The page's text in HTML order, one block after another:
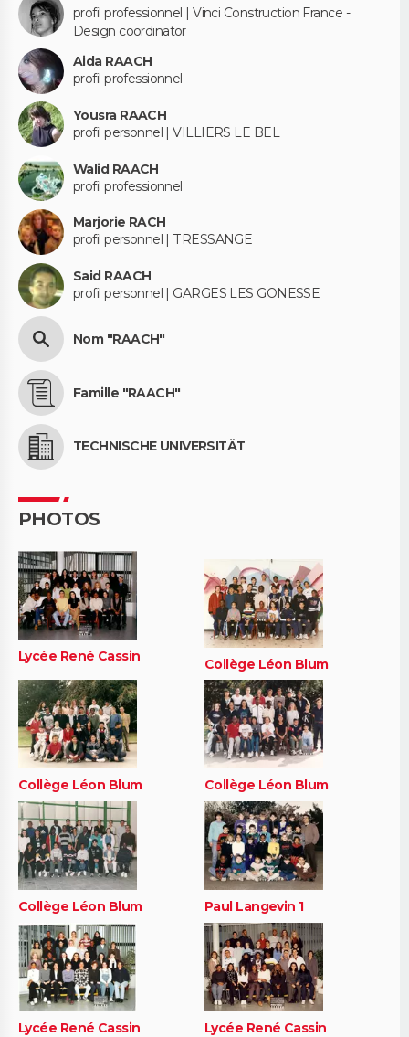
profil professionnel | Vinci Construction France -
Design coordinator
Aida RAACH
profil professionnel
Yousra RAACH
profil personnel | VILLIERS LE BEL
Walid RAACH
profil professionnel
Marjorie RACH
profil personnel | TRESSANGE
Said RAACH
profil personnel | GARGES LES GONESSE
Nom "RAACH"
Famille "RAACH"
TECHNISCHE UNIVERSITÄT
PHOTOS
Lycée René Cassin Collège Léon Blum
Collège Léon Blum Collège Léon Blum
Collège Léon Blum Paul Langevin 1
Lycée René Cassin Lycée René Cassin